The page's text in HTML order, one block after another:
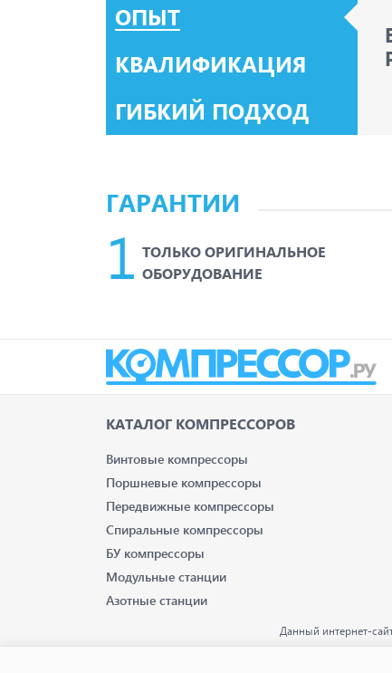
ОПЫТ
КВАЛИФИКАЦИЯ
ГИБКИЙ ПОДХОД
ГАРАНТИИ
ТОЛЬКО ОРИГИНАЛЬНОЕ
ОБОРУДОВАНИЕ
КАТАЛОГ КОМПРЕССОРОВ
Винтовые компрессоры
Поршневые компрессоры
Передвижные компрессоры
Спиральные компрессоры
БУ компрессоры
Модульные станции
Азотные станции
Данный интернет-